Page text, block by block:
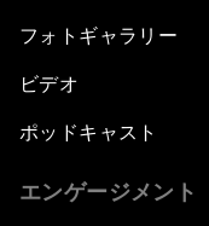
フォトギャラリー
ビデオ
ポッドキャスト
エンゲージメント